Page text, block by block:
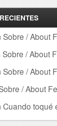
Sobre / About
Sobre / About
Sobre / About
/ About
Cuando toqué